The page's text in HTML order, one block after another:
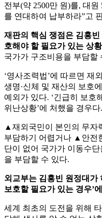
전부(약 2500만 원)를, 대
를 연대하여 납부하라”고
재판의 핵심 쟁점은 김홍
호해야 할 필요가 있는 상
국가가 구조비용을 부담할
‘영사조력법’에 따르면 재
생명·신체 및 재산의 보호
예외가 있다. ‘긴급히 보호
위난상황’에 처했을 경우다.
▲재외국민이 본인의 무자
부담하기 어렵거나 ▲안전
단이 없어 국가가 이동수
을 부담할 수 있다.
외교부는 김홍빈 원정대가
보호할 필요가 있는 경우’
세계 최초의 도전을 위해